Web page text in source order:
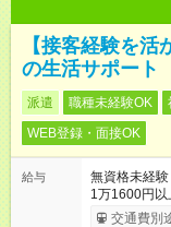
【接客経験を
の生活サポート
派遣 職種未経験OK
WEB登録・面接OK
給与
無資格未経
1万1600円以
交通費別